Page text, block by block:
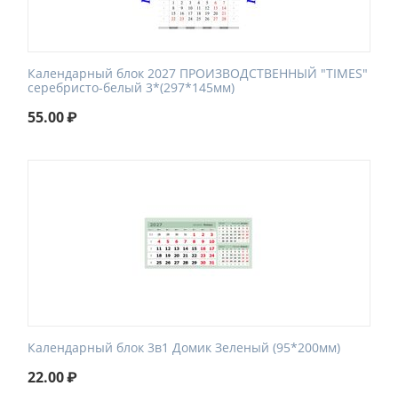
Календарный блок 2027 ПРОИЗВОДСТВЕННЫЙ "TIMES"
серебристо-белый 3*(297*145мм)
55.00₽
Календарный блок 3в1 Домик Зеленый (95*200мм)
22.00₽